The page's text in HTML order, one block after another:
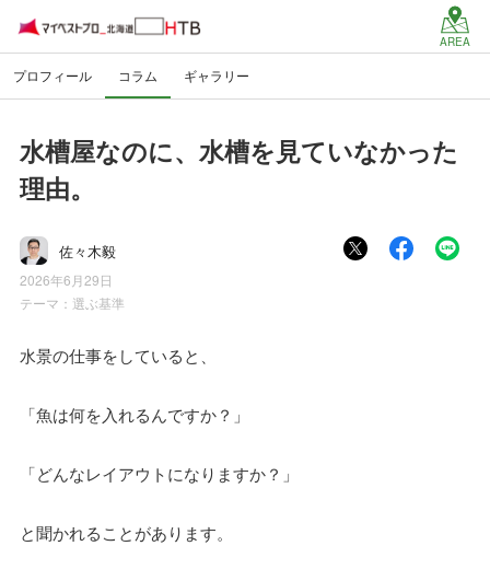
AREA
プロフィール コラム ギャラリー
水槽屋なのに、水槽を見ていなかった
理由。
佐々木毅
2026年6月29日
テーマ： 選ぶ基準
水景の仕事をしていると、
「魚は何を入れるんですか？」
「どんなレイアウトになりますか？」
と聞かれることがあります。